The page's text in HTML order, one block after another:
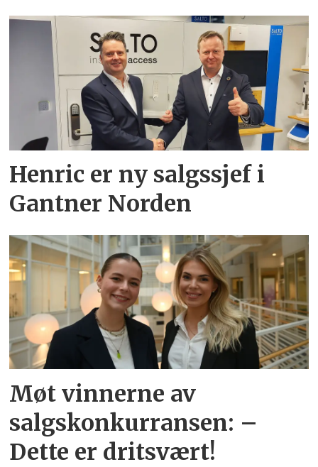
Henric er ny salgssjef i
Gantner Norden
Møt vinnerne av
salgskonkurransen: –
Dette er dritsvært!